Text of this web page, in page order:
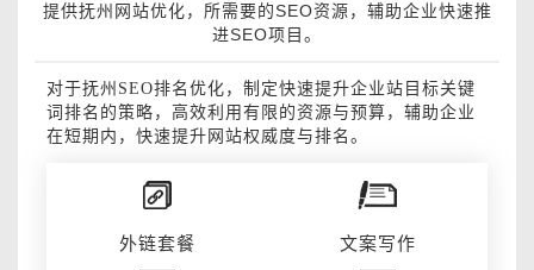
提供抚州网站优化，所需要的SEO资源，辅助企业快速推
进SEO项目。
对于抚州SEO排名优化，制定快速提升企业站目标关键
词排名的策略，高效利用有限的资源与预算，辅助企业
在短期内，快速提升网站权威度与排名。
外链套餐 文案写作